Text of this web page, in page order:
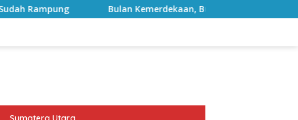
Bulan Kemerdekaan, Bupati Lampung Selatan Ajak ASN Perkuat